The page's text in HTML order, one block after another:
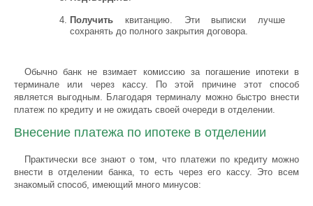
Получить квитанцию. Эти выписки лучше
сохранять до полного закрытия договора.
Обычно банк не взимает комиссию за погашение ипотеки в
терминале или через кассу. По этой причине этот способ
является выгодным. Благодаря терминалу можно быстро внести
платеж по кредиту и не ожидать своей очереди в отделении.
Внесение платежа по ипотеке в отделении
Практически все знают о том, что платежи по кредиту можно
внести в отделении банка, то есть через его кассу. Это всем
знакомый способ, имеющий много минусов: